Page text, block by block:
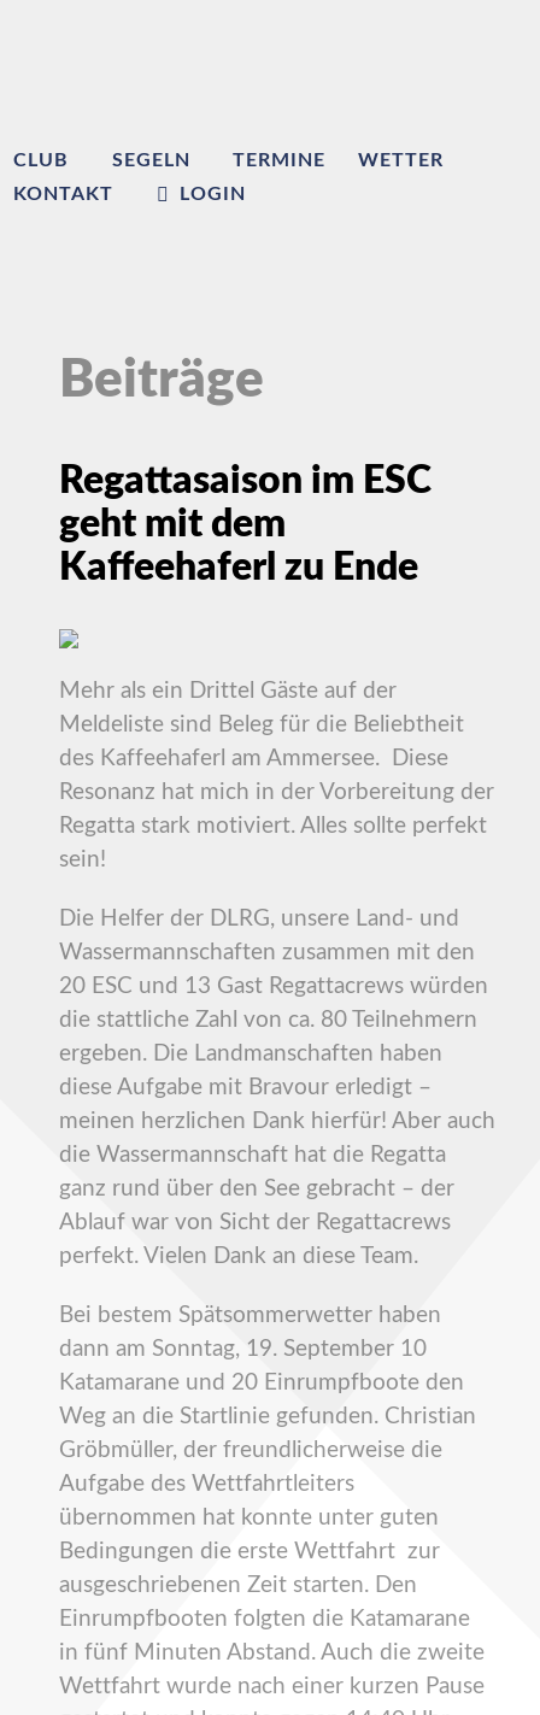
CLUB SEGELN TERMINE
WETTER
KONTAKT
LOGIN
Beiträge
Regattasaison im ESC
geht mit dem
Kaffeehaferl zu Ende
Mehr als ein Drittel Gäste auf der
Meldeliste sind Beleg für die Beliebtheit
des Kaffeehaferl am Ammersee. Diese
Resonanz hat mich in der Vorbereitung der
Regatta stark motiviert. Alles sollte perfekt
sein!
Die Helfer der DLRG, unsere Land- und
Wassermannschaften zusammen mit den
20 ESC und 13 Gast Regattacrews würden
die stattliche Zahl von ca. 80 Teilnehmern
ergeben. Die Landmanschaften haben
diese Aufgabe mit Bravour erledigt –
meinen herzlichen Dank hierfür! Aber auch
die Wassermannschaft hat die Regatta
ganz rund über den See gebracht – der
Ablauf war von Sicht der Regattacrews
perfekt. Vielen Dank an diese Team.
Bei bestem Spätsommerwetter haben
dann am Sonntag, 19. September 10
Katamarane und 20 Einrumpfboote den
Weg an die Startlinie gefunden. Christian
Gröbmüller, der freundlicherweise die
Aufgabe des Wettfahrtleiters
übernommen hat konnte unter guten
Bedingungen die erste Wettfahrt zur
ausgeschriebenen Zeit starten. Den
Einrumpfbooten folgten die Katamarane
in fünf Minuten Abstand. Auch die zweite
Wettfahrt wurde nach einer kurzen Pause